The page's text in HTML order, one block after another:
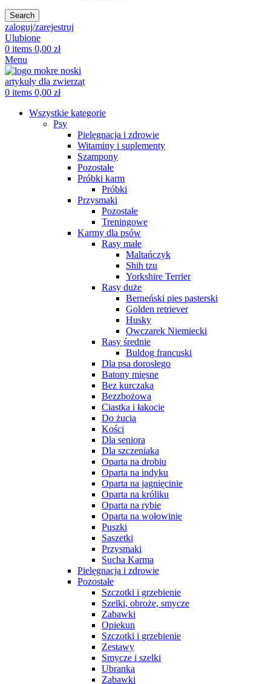
Search
zaloguj/zarejestruj
Ulubione
0 items 0,00 zł
Menu
0 items 0,00 zł
Wszystkie kategorie
Psy
Pielęgnacja i zdrowie
Witaminy i suplementy
Szampony
Pozostałe
Próbki karm
Próbki
Przysmaki
Pozostałe
Treningowe
Karmy dla psów
Rasy małe
Maltańczyk
Shih tzu
Yorkshire Terrier
Rasy duże
Berneński pies pasterski
Golden retriever
Husky
Owczarek Niemiecki
Rasy średnie
Buldog francuski
Dla psa dorosłego
Batony mięsne
Bez kurczaka
Bezzbożowa
Ciastka i łakocie
Do żucia
Kości
Dla seniora
Dla szczeniaka
Oparta na drobiu
Oparta na indyku
Oparta na jagnięcinie
Oparta na króliku
Oparta na rybie
Oparta na wołowinie
Puszki
Saszetki
Przysmaki
Sucha Karma
Pielęgnacja i zdrowie
Pozostałe
Szczotki i grzebienie
Szelki, obroże, smycze
Zabawki
Opiekun
Szczotki i grzebienie
Zestawy
Smycze i szelki
Ubranka
Zabawki